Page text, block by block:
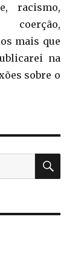
racismo,
mais que
na
sobre o